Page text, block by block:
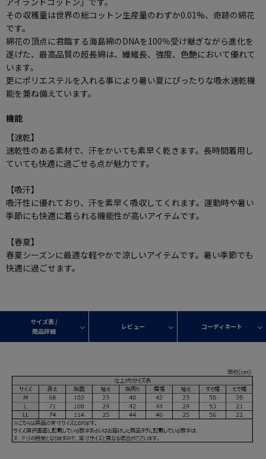
その収穫量は世界の総コットン生産量のわずか0.01%、奇跡の綿花
です。
綿花の頂点に君臨する海島綿のDNAを100％受け継ぎながら進化を
遂げた、最高品質の超長綿は、繊維長、強度、色艶において優れて
います。
更にポリエステルを入れる事により暑い夏にぴったりな吸水速乾機
能を兼ね備えています。
機能
【速乾】
速乾性のある素材で、汗をかいても素早く乾きます。長時間着用し
ていても快適に過ごせる点が魅力です。
【吸汗】
吸汗性に優れており、汗を素早く吸収してくれます。運動時や暑い
季節にも快適に着られる機能性が高いアイテムです。
【春夏】
春夏シーズンに最適な軽やかで涼しいアイテムです。暑い季節でも
快適に過ごせます。
サイズ表 /
商品詳細
レビュー コーディネート